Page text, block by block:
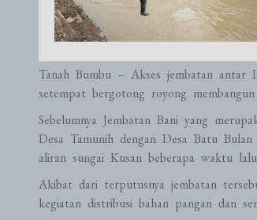
Tanah Bumbu – Akses jembatan antar
setempat bergotong royong
Sebelumnya Jembatan Bani yang
Desa Tamunih dengan Desa Batu
aliran sungai Kusan beberapa waktu
Akibat dari terputusnya jembatan
kegiatan distribusi bahan pangan dan